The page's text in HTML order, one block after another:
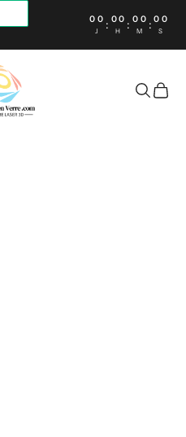
00
J : 00
H : 00
M :00
S
en verreRecherche
Panier